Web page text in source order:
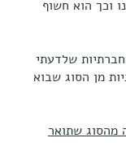
וכך הוא חשוף
שלדעתי
מן הסוג שבוא
מהסוג שתואר